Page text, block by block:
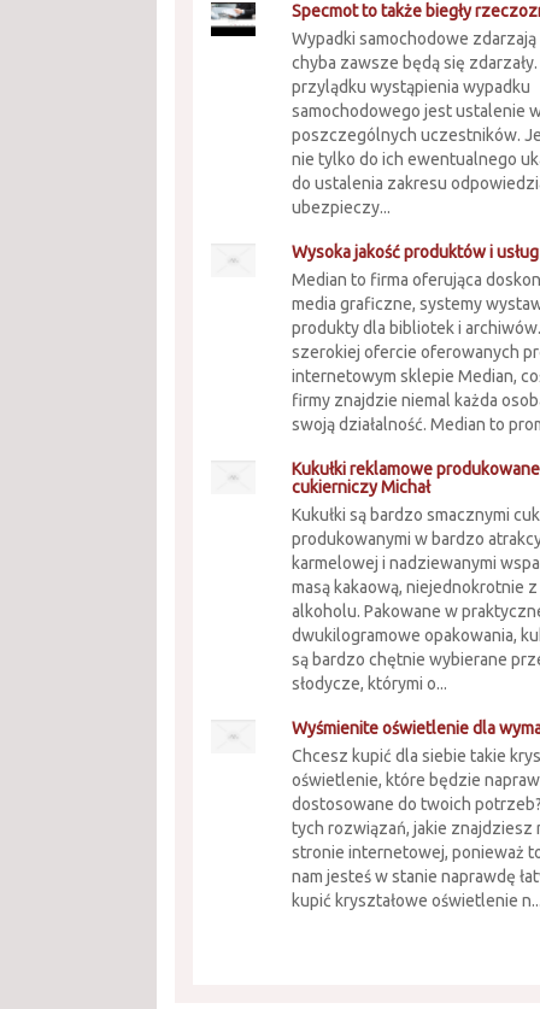
Specmot to także biegły
Wypadki samochodowe
chyba zawsze będą się
przylądku wystąpienia wypadku
samochodowego jest ustalenie
poszczególnych uczestników.
nie tylko do ich ewentualnego
do ustalenia zakresu
ubezpieczy...
Wysoka jakość produktów i
Median to firma oferująca
media graficzne, systemy
produkty dla bibliotek i
szerokiej ofercie oferowanych
internetowym sklepie Median,
firmy znajdzie niemal każda
swoją działalność. Median to
Kukułki reklamowe
cukierniczy Michał
Kukułki są bardzo smacznymi
produkowanymi w bardzo
karmelowej i nadziewanymi
masą kakaową, niejednokrotnie
alkoholu. Pakowane w
dwukilogramowe opakowania,
są bardzo chętnie wybierane
słodycze, którymi o...
Wyśmienite oświetlenie dla
Chcesz kupić dla siebie takie
oświetlenie, które będzie
dostosowane do twoich
tych rozwiązań, jakie znajdziesz
stronie internetowej, ponieważ
nam jesteś w stanie naprawdę
kupić kryształowe oświetlenie